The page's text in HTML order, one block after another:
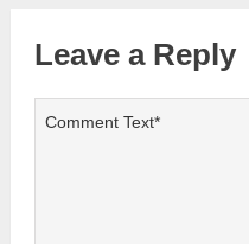
Leave a Reply